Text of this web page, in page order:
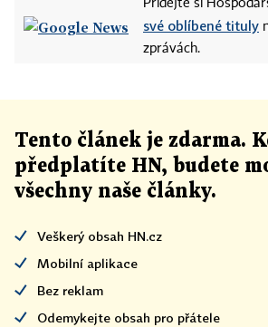
Přidejte si
své oblíbené tituly
zprávách.
Tento článek je zdarma.
předplatíte HN, budete
všechny naše články.
Veškerý obsah HN.cz
Mobilní aplikace
Bez reklam
Odemykejte obsah pro přátele